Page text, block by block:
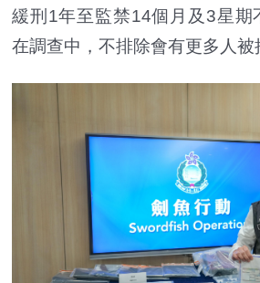
緩刑1年至監禁14個月及3星期
在調查中，不排除會有更多人被